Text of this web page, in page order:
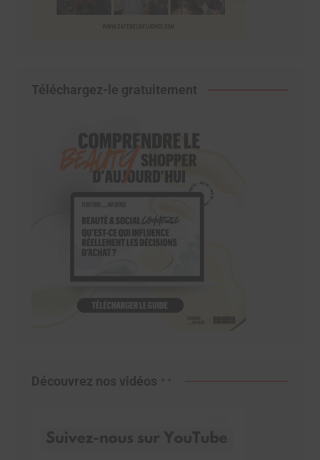
Téléchargez-le gratuitement
Découvrez nos vidéos